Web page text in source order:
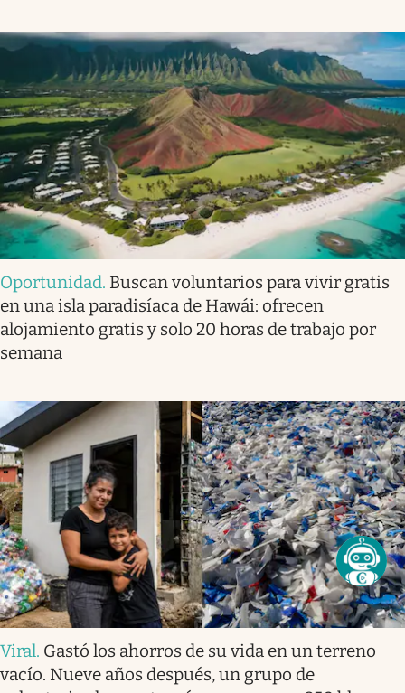
Oportunidad. Buscan voluntarios para vivir gratis
en una isla paradisíaca de Hawái: ofrecen
alojamiento gratis y solo 20 horas de trabajo por
semana
Viral. Gastó los ahorros de su vida en un terreno
vacío. Nueve años después, un grupo de